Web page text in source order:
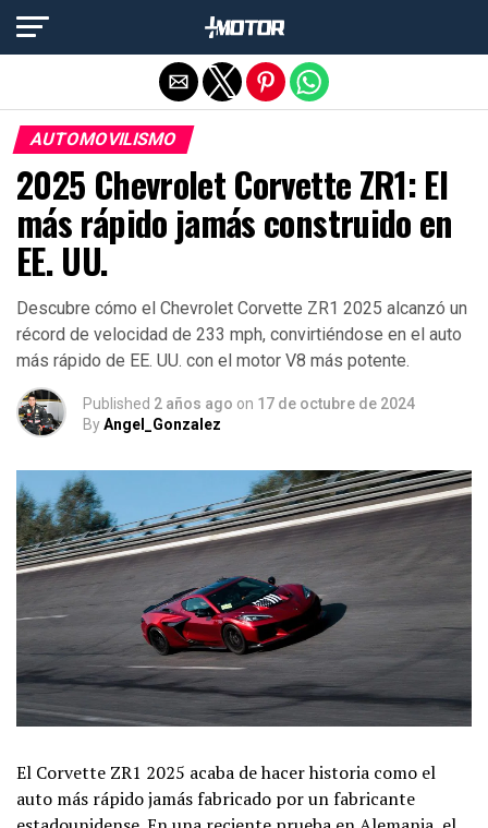
AUTOMOVILISMO
2025 Chevrolet Corvette ZR1: El
más rápido jamás construido en
EE. UU.
Descubre cómo el Chevrolet Corvette ZR1 2025 alcanzó un
récord de velocidad de 233 mph, convirtiéndose en el auto
más rápido de EE. UU. con el motor V8 más potente.
Published 2 años ago on 17 de octubre de 2024
ByAngel_Gonzalez
El Corvette ZR1 2025 acaba de hacer historia como el
auto más rápido jamás fabricado por un fabricante
Salir de la versión móvil